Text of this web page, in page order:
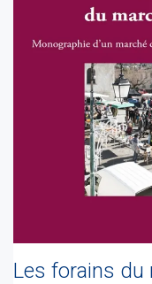
Les forains du